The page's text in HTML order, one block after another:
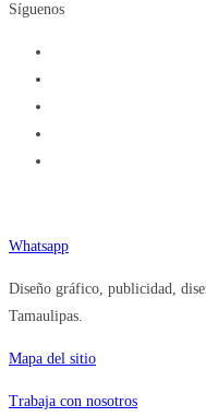
Síguenos
Whatsapp
Diseño gráfico, publicidad,
Tamaulipas.
Mapa del sitio
Trabaja con nosotros